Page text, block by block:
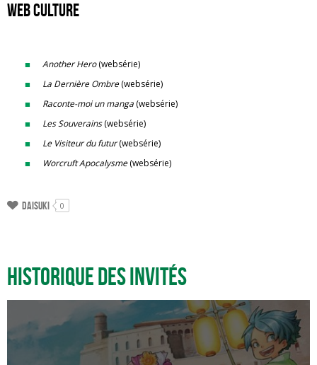
Web culture
Another Hero(websérie)
La Dernière Ombre(websérie)
Raconte-moi un manga (websérie)
Les Souverains(websérie)
Le Visiteur du futur(websérie)
Worcruft Apocalysme(websérie)
Daisuki 0
Historique des invités